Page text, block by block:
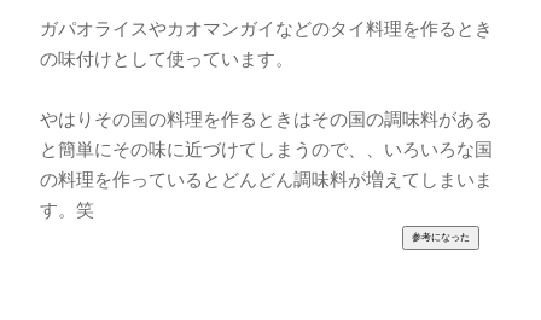
ガパオライスやカオマンガイなどのタイ料理を作るとき
の味付けとして使っています。
やはりその国の料理を作るときはその国の調味料がある
と簡単にその味に近づけてしまうので、、いろいろな国
の料理を作っているとどんどん調味料が増えてしまいま
す。笑